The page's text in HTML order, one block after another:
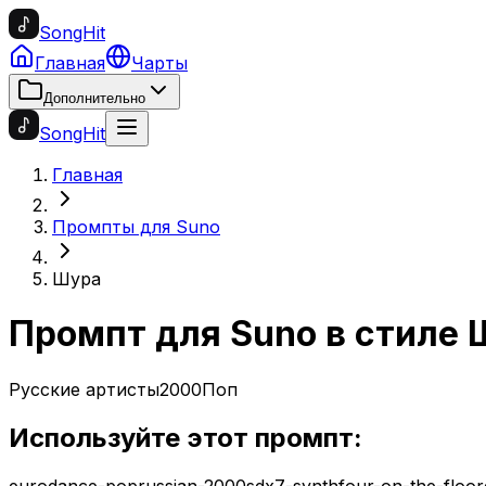
SongHit
Главная
Чарты
Дополнительно
SongHit
Главная
Промпты для Suno
Шура
Промпт для Suno в стиле
Русские артисты2000Поп
Используйте этот промпт: